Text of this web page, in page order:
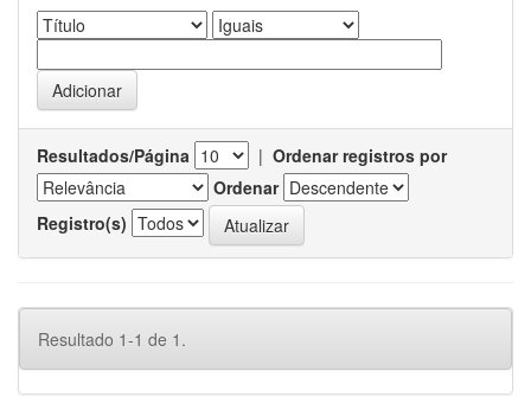
Resultados/Página | Ordenar registros por
Ordenar
Registro(s)
Resultado 1-1 de 1.